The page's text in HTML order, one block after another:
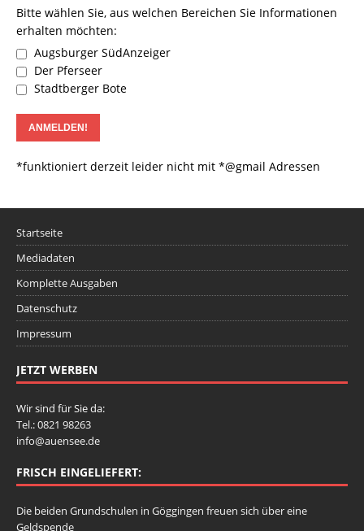
Bitte wählen Sie, aus welchen Bereichen Sie Informationen
erhalten möchten:
Augsburger SüdAnzeiger
Der Pferseer
Stadtberger Bote
*funktioniert derzeit leider nicht mit *@gmail Adressen
Startseite
Mediadaten
Komplette Ausgaben
Datenschutz
Impressum
JETZT WERBEN
Wir sind für Sie da:
Tel.: 0821 98263
info@auensee.de
FRISCH EINGELIEFERT:
Die beiden Grundschulen in Göggingen freuen sich über eine
Geldspende